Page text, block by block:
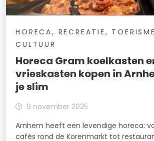
HORECA, RECREATIE,
CULTUUR
Horeca Gram koelkasten
vrieskasten kopen in
je slim
9 november 2025
Arnhem heeft een levendige horeca:
cafés rond de Korenmarkt tot